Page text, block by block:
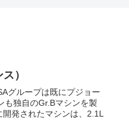
）
も独自のGr.Bマシンを製
発されたマシンは、2.1L